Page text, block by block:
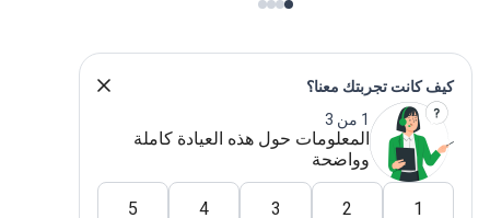
كيف كانت تجربتك معنا؟
1 من 3
المعلومات حول هذه العيادة كاملة
وواضحة
1
2
3
4
5